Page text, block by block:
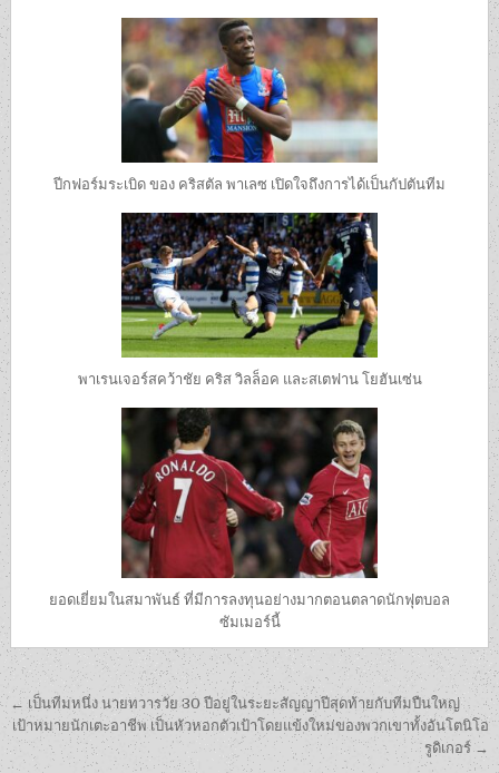
ปีกฟอร์มระเบิด ของ คริสตัล พาเลซ เปิดใจถึงการได้เป็นกัปตันทีม
พาเรนเจอร์สคว้าชัย คริส วิลล็อค และสเตฟาน โยฮันเซ่น
ยอดเยี่ยมในสมาพันธ์ ที่มีการลงทุนอย่างมากตอนตลาดนักฟุตบอล
ซัมเมอร์นี้
เมนู
นำทาง
← เป็นทีมหนึ่ง นายทวารวัย 30 ปีอยู่ในระยะสัญญาปีสุดท้ายกับทีมปืนใหญ่
เป้าหมายนักเตะอาชีพ เป็นหัวหอกตัวเป้าโดยแข้งใหม่ของพวกเขาทั้งอันโตนิโอ
รูดิเกอร์ →